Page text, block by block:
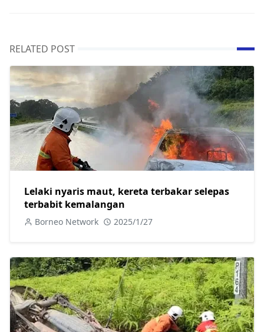
RELATED POST
Lelaki nyaris maut, kereta terbakar selepas
terbabit kemalangan
Borneo Network 2025/1/27